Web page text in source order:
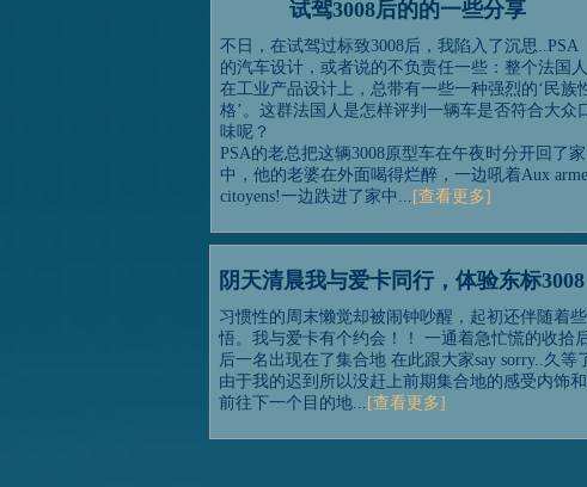
试驾3008后的的一些分享
不日，在试驾过标致3008后，我陷入了沉思..PSA
的汽车设计，或者说的不负责任一些：整个法国人
在工业产品设计上，总带有一些一种强烈的‘民族
格’。这群法国人是怎样评判一辆车是否符合大众
味呢？
PSA的老总把这辆3008原型车在午夜时分开回了家
中，他的老婆在外面喝得烂醉，一边吼着Aux
citoyens!一边跌进了家中... [查看更多]
阴天清晨我与爱卡同行，体验东标3008
习惯性的周末懒觉却被闹钟吵醒，起初还伴随着
悟。我与爱卡有个约会！！ 一通着急忙慌的收拾
后一名出现在了集合地 在此跟大家say sorry..久等
由于我的迟到所以没赶上前期集合地的感受内饰
前往下一个目的地... [查看更多]